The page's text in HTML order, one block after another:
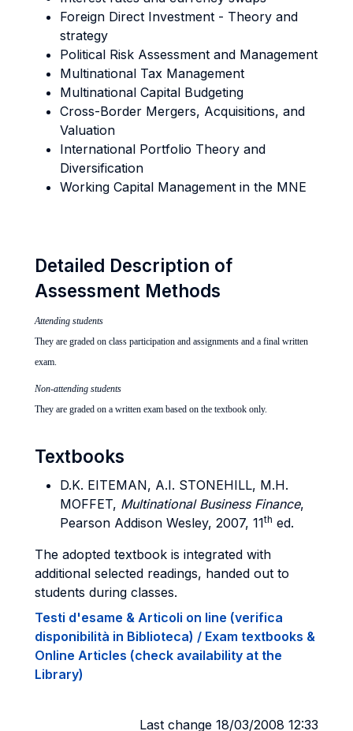
Foreign Direct Investment - Theory and
strategy
Political Risk Assessment and Management
Multinational Tax Management
Multinational Capital Budgeting
Cross-Border Mergers, Acquisitions, and
Valuation
International Portfolio Theory and
Diversification
Working Capital Management in the MNE
Detailed Description of
Assessment Methods
Attending students
They are graded on class participation and assignments and a final written
exam.
Non-attending students
They are graded on a written exam based on the textbook only.
Textbooks
D.K. EITEMAN, A.I. STONEHILL, M.H.
MOFFET, Multinational Business Finance,
Pearson Addison Wesley, 2007, 11th ed.
The adopted textbook is integrated with
additional selected readings, handed out to
students during classes.
Testi d'esame & Articoli on line (verifica
disponibilità in Biblioteca) / Exam textbooks &
Online Articles (check availability at the
Library)
Last change 18/03/2008 12:33